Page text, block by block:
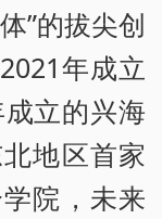
”的拔尖创
年成立
立的兴海
地区首家
院，未来